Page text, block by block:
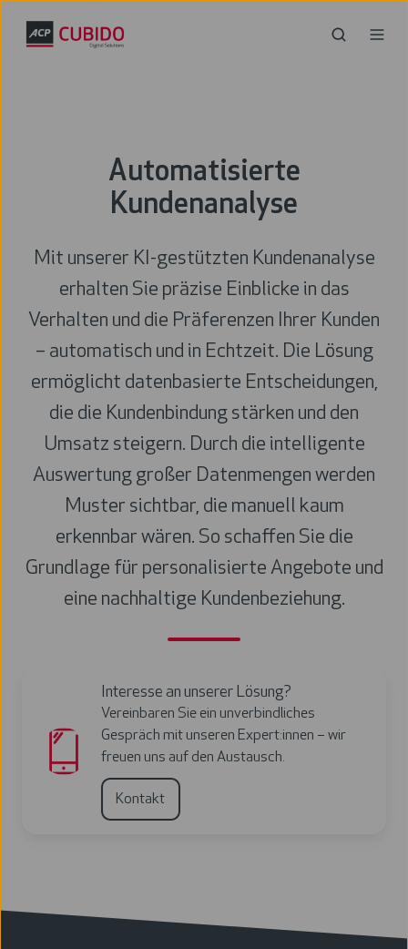
Automatisierte
Kundenanalyse
Mit unserer KI-gestützten Kundenanalyse
erhalten Sie präzise Einblicke in das
Verhalten und die Präferenzen Ihrer Kunden
– automatisch und in Echtzeit. Die Lösung
ermöglicht datenbasierte Entscheidungen,
die die Kundenbindung stärken und den
Umsatz steigern. Durch die intelligente
Auswertung großer Datenmengen werden
Muster sichtbar, die manuell kaum
erkennbar wären. So schaffen Sie die
Grundlage für personalisierte Angebote und
eine nachhaltige Kundenbeziehung.
Interesse an unserer Lösung?
Vereinbaren Sie ein unverbindliches
Gespräch mit unseren Expert:innen – wir
freuen uns auf den Austausch.
Kontakt